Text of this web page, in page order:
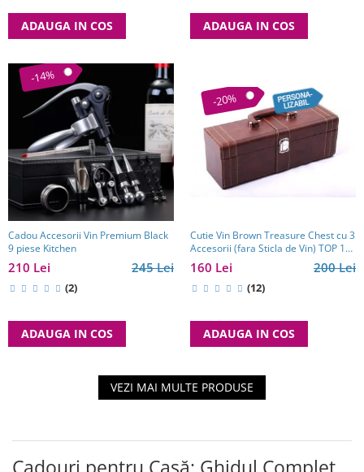
ADAUGA IN COS ADAUGA IN COS
-14%
Cadou Accesorii Vin Premium Black
9 piese Kitchen
245 Lei
210 Lei
(2)
ADAUGA IN COS
-20%
Cutie Vin Brown Treasure Chest cu 3
Accesorii (fara Sticla de Vin) TOP 10
Cadouri Barbati
200 Lei
160 Lei
(12)
ADAUGA IN COS
VEZI MAI MULTE PRODUSE